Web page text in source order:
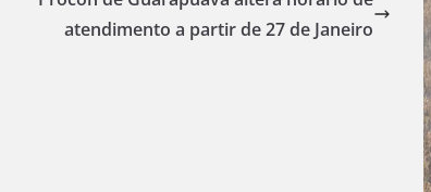
atendimento a partir de 27 de Janeiro